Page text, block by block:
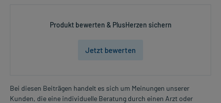
Produkt bewerten & PlusHerzen sichern
Jetzt bewerten
Bei diesen Beiträgen handelt es sich um Meinungen unserer
Kunden, die eine individuelle Beratung durch einen Arzt oder